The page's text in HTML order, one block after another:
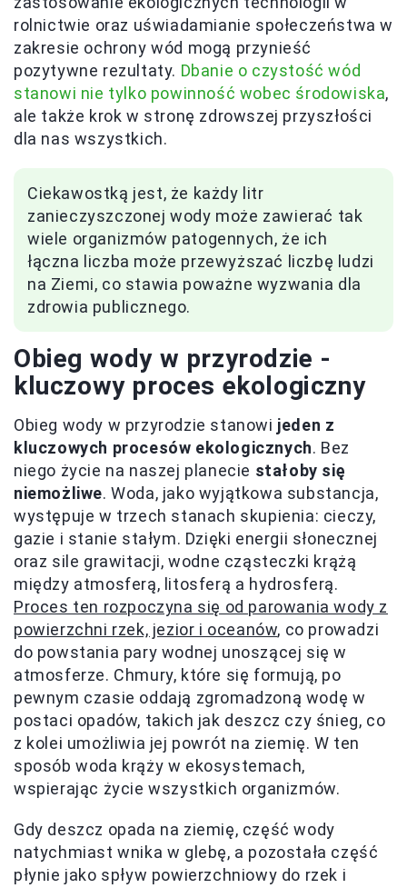
rolnictwie oraz uświadamianie społeczeństwa w
zakresie ochrony wód mogą przynieść
pozytywne rezultaty. Dbanie o czystość wód
stanowi nie tylko powinność wobec środowiska,
ale także krok w stronę zdrowszej przyszłości
dla nas wszystkich.
Ciekawostką jest, że każdy litr
zanieczyszczonej wody może zawierać tak
wiele organizmów patogennych, że ich
łączna liczba może przewyższać liczbę ludzi
na Ziemi, co stawia poważne wyzwania dla
zdrowia publicznego.
Obieg wody w przyrodzie -
kluczowy proces ekologiczny
Obieg wody w przyrodzie stanowi jeden z
kluczowych procesów ekologicznych. Bez
niego życie na naszej planecie stałoby się
niemożliwe. Woda, jako wyjątkowa substancja,
występuje w trzech stanach skupienia: cieczy,
gazie i stanie stałym. Dzięki energii słonecznej
oraz sile grawitacji, wodne cząsteczki krążą
między atmosferą, litosferą a hydrosferą.
Proces ten rozpoczyna się od parowania wody z
powierzchni rzek, jezior i oceanów, co prowadzi
do powstania pary wodnej unoszącej się w
atmosferze. Chmury, które się formują, po
pewnym czasie oddają zgromadzoną wodę w
postaci opadów, takich jak deszcz czy śnieg, co
z kolei umożliwia jej powrót na ziemię. W ten
sposób woda krąży w ekosystemach,
wspierając życie wszystkich organizmów.
Gdy deszcz opada na ziemię, część wody
natychmiast wnika w glebę, a pozostała część
płynie jako spływ powierzchniowy do rzek i